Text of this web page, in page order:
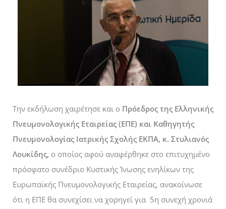
Την εκδήλωση χαιρέτησε και ο Πρόεδρος της Ελληνικής
Πνευμονολογικής Εταιρείας (ΕΠΕ) και Καθηγητής
Πνευμονολογίας Ιατρικής Σχολής ΕΚΠΑ, κ. Στυλιανός
Λουκίδης, ο οποίος αφού αναφέρθηκε στο επιτυχημένο
πρόσφατο συνέδριο Κυστικής Ίνωσης ενηλίκων της
Ευρωπαϊκής Πνευμονολογικής Εταιρείας, ανακοίνωσε
ότι η ΕΠΕ θα συνεχίσει να χορηγεί για 5η συνεχή χρονιά